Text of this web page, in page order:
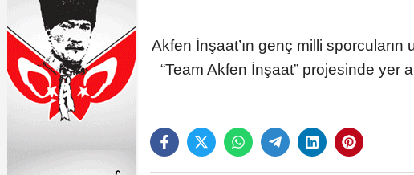
Akfen İnşaat’ın genç milli
“Team Akfen İnşaat” projesinde yer